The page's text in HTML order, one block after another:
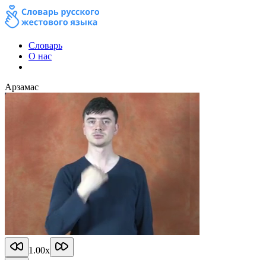
Словарь
О нас
Арзамас
1.00x